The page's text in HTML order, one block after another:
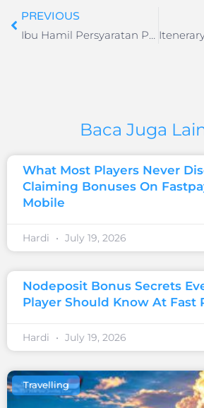
PREVIOUS
Ibu Hamil Persyaratan Penerbangan Lion Group Darmawisata Indonesia
Baca Juga
What Most Players Never
Claiming Bonuses On
Mobile
Hardi July 19, 2026
Nodeposit Bonus Secrets
Player Should Know At Fast
Hardi July 19, 2026
Travelling